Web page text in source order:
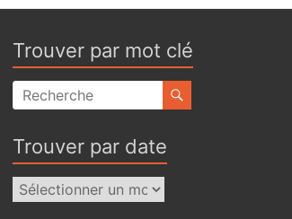
Trouver par mot clé
Trouver par date
Trouver
par